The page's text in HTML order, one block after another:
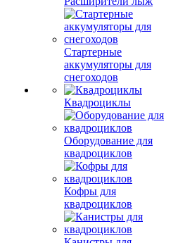
Стартерные
аккумуляторы для
снегоходов
Квадроциклы
Оборудование для
квадроциклов
Кофры для
квадроциклов